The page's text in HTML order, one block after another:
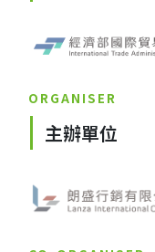
ORGANISER
主辦單位